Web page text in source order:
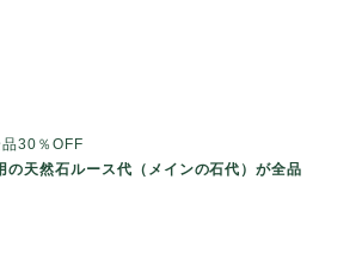
30％OFF
の天然石ルース代（メインの石代）が全品